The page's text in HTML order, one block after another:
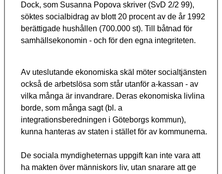
Dock, som Susanna Popova skriver (SvD 2/2 99),
söktes socialbidrag av blott 20 procent av de år 1992
berättigade hushållen (700.000 st). Till båtnad för
samhällsekonomin - och för den egna integriteten.
Av uteslutande ekonomiska skäl möter socialtjänsten
också de arbetslösa som står utanför a-kassan - av
vilka många är invandrare. Deras ekonomiska livlina
borde, som många sagt (bl. a
integrationsberedningen i Göteborgs kommun),
kunna hanteras av staten i stället för av kommunerna.
De sociala myndigheternas uppgift kan inte vara att
ha makten över människors liv, utan snarare att ge